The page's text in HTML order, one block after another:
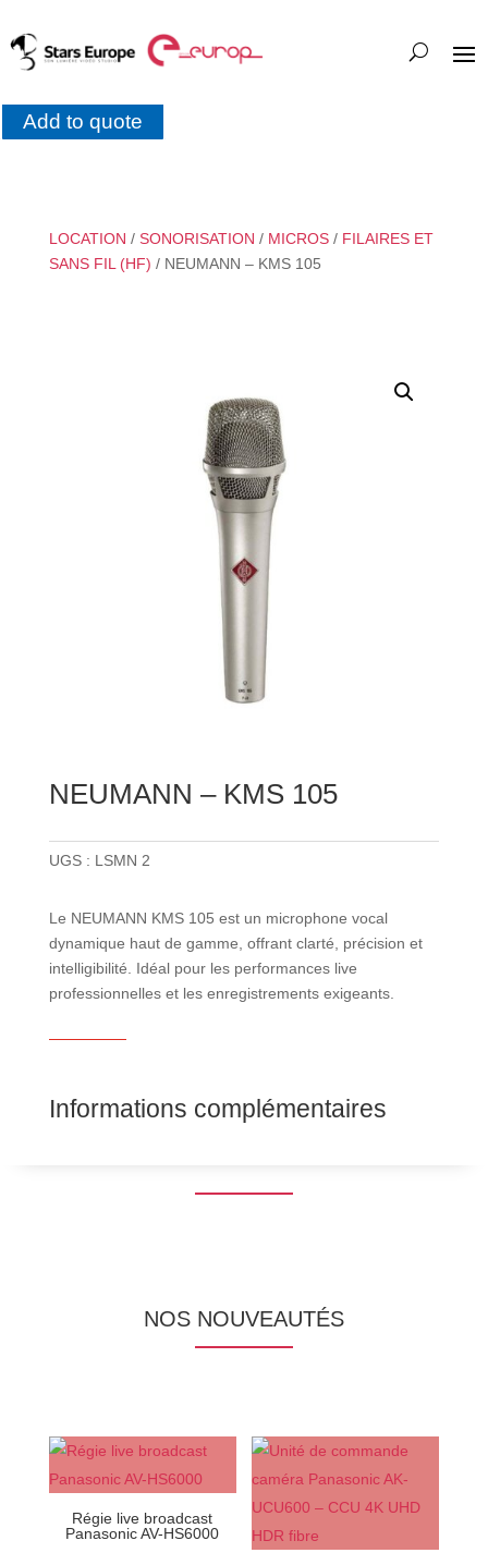
Add to quote
LOCATION / SONORISATION / MICROS/ FILAIRES ET
SANS FIL (HF) / NEUMANN – KMS 105
NEUMANN – KMS 105
UGS : LSMN 2
Le NEUMANN KMS 105 est un microphone vocal
dynamique haut de gamme, offrant clarté, précision et
intelligibilité. Idéal pour les performances live
professionnelles et les enregistrements exigeants.
Informations complémentaires
NOS NOUVEAUTÉS
Régie live broadcast
Panasonic AV-HS6000